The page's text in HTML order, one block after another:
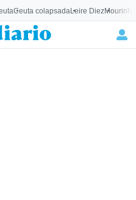
Ceuta colapsadaLeire Diez